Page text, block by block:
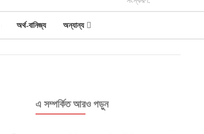
অর্থ-বানিজ্য অন্যান্য
এ সম্পর্কিত আরও পড়ুন